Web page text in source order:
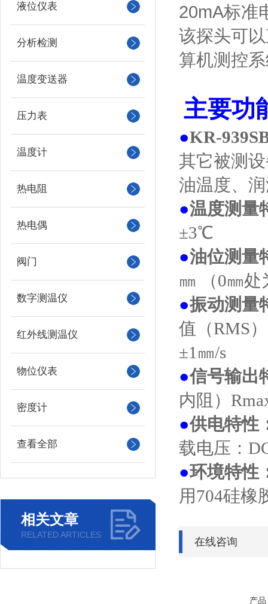
液位仪表
分析检测
温度变送器
压力表
温度计
热电阻
热电偶
阀门
数字测温仪
红外线测温仪
物位仪表
密度计
查看全部
相关文章
RELATED ARTICLES
20mA标准
该探头可
算机测控
主要功
●KR-
其它被测
油温度、
●温度测量
±3℃
●油位测量
㎜ （0㎜
●振动测量
值（RMS
±1㎜/s
●信号输出
内阻）
●供电特性
载电压：
●环境特性
用704硅橡
在线咨询
产品